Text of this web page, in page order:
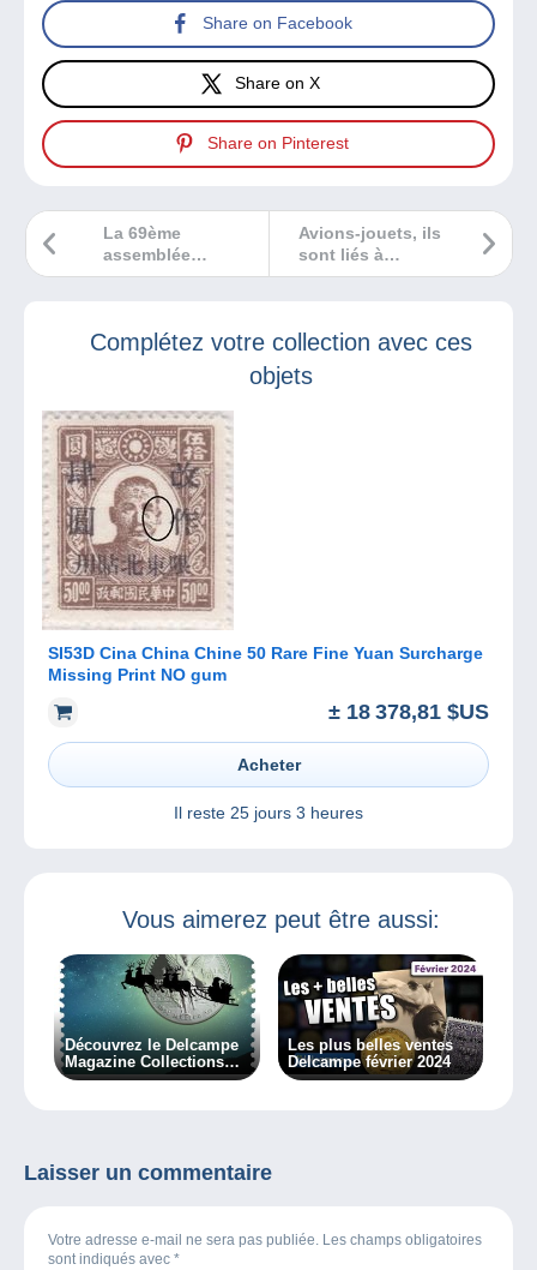
Share on Facebook
Share on X
Share on Pinterest
Avions-jouets, ils
sont liés à
l’histoire de
La 69ème
assemblée
générale de
septembre 2021
Complétez votre collection avec ces
objets
SI53D Cina China Chine 50 Rare Fine Yuan Surcharge
Missing Print NO gum
± 18 378,81 $US
Acheter
Il reste 25 jours 3 heures
Vous aimerez peut être aussi:
Découvrez le Delcampe
Magazine Collections
Classiques 8
Les plus belles ventes
Delcampe février 2024
Laisser un commentaire
Votre adresse e-mail ne sera pas publiée. Les champs obligatoires
sont indiqués avec *